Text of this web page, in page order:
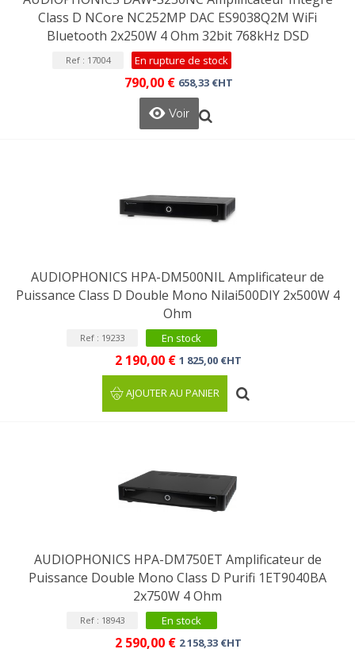
Class D NCore NC252MP DAC ES9038Q2M WiFi
Bluetooth 2x250W 4 Ohm 32bit 768kHz DSD
Ref : 17004 En rupture de stock
790,00 € 658,33 €HT
Voir
AUDIOPHONICS HPA-DM500NIL Amplificateur de
Puissance Class D Double Mono Nilai500DIY 2x500W 4
Ohm
Ref : 19233 En stock
2 190,00 € 1 825,00 €HT
AJOUTER AU PANIER
AUDIOPHONICS HPA-DM750ET Amplificateur de
Puissance Double Mono Class D Purifi 1ET9040BA
2x750W 4 Ohm
Ref : 18943 En stock
2 590,00 € 2 158,33 €HT